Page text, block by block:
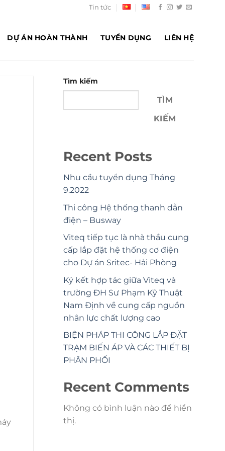
Tin tức
DỰ ÁN HOÀN THÀNH TUYỂN DỤNG LIÊN HỆ
Tìm kiếm
TÌM
KIẾM
Recent Posts
Nhu cầu tuyển dụng Tháng
9.2022
Thi công Hệ thống thanh dẫn
điện – Busway
Viteq tiếp tục là nhà thầu cung
cấp lắp đặt hệ thống cơ điện
cho Dự án Sritec- Hải Phòng
Ký kết hợp tác giữa Viteq và
trường ĐH Sư Phạm Kỹ Thuật
Nam Định về cung cấp nguồn
nhân lực chất lượng cao
BIỆN PHÁP THI CÔNG LẮP ĐẶT
TRẠM BIẾN ÁP VÀ CÁC THIẾT BỊ
PHÂN PHỐI
Recent Comments
Không có bình luận nào để hiển
thị.